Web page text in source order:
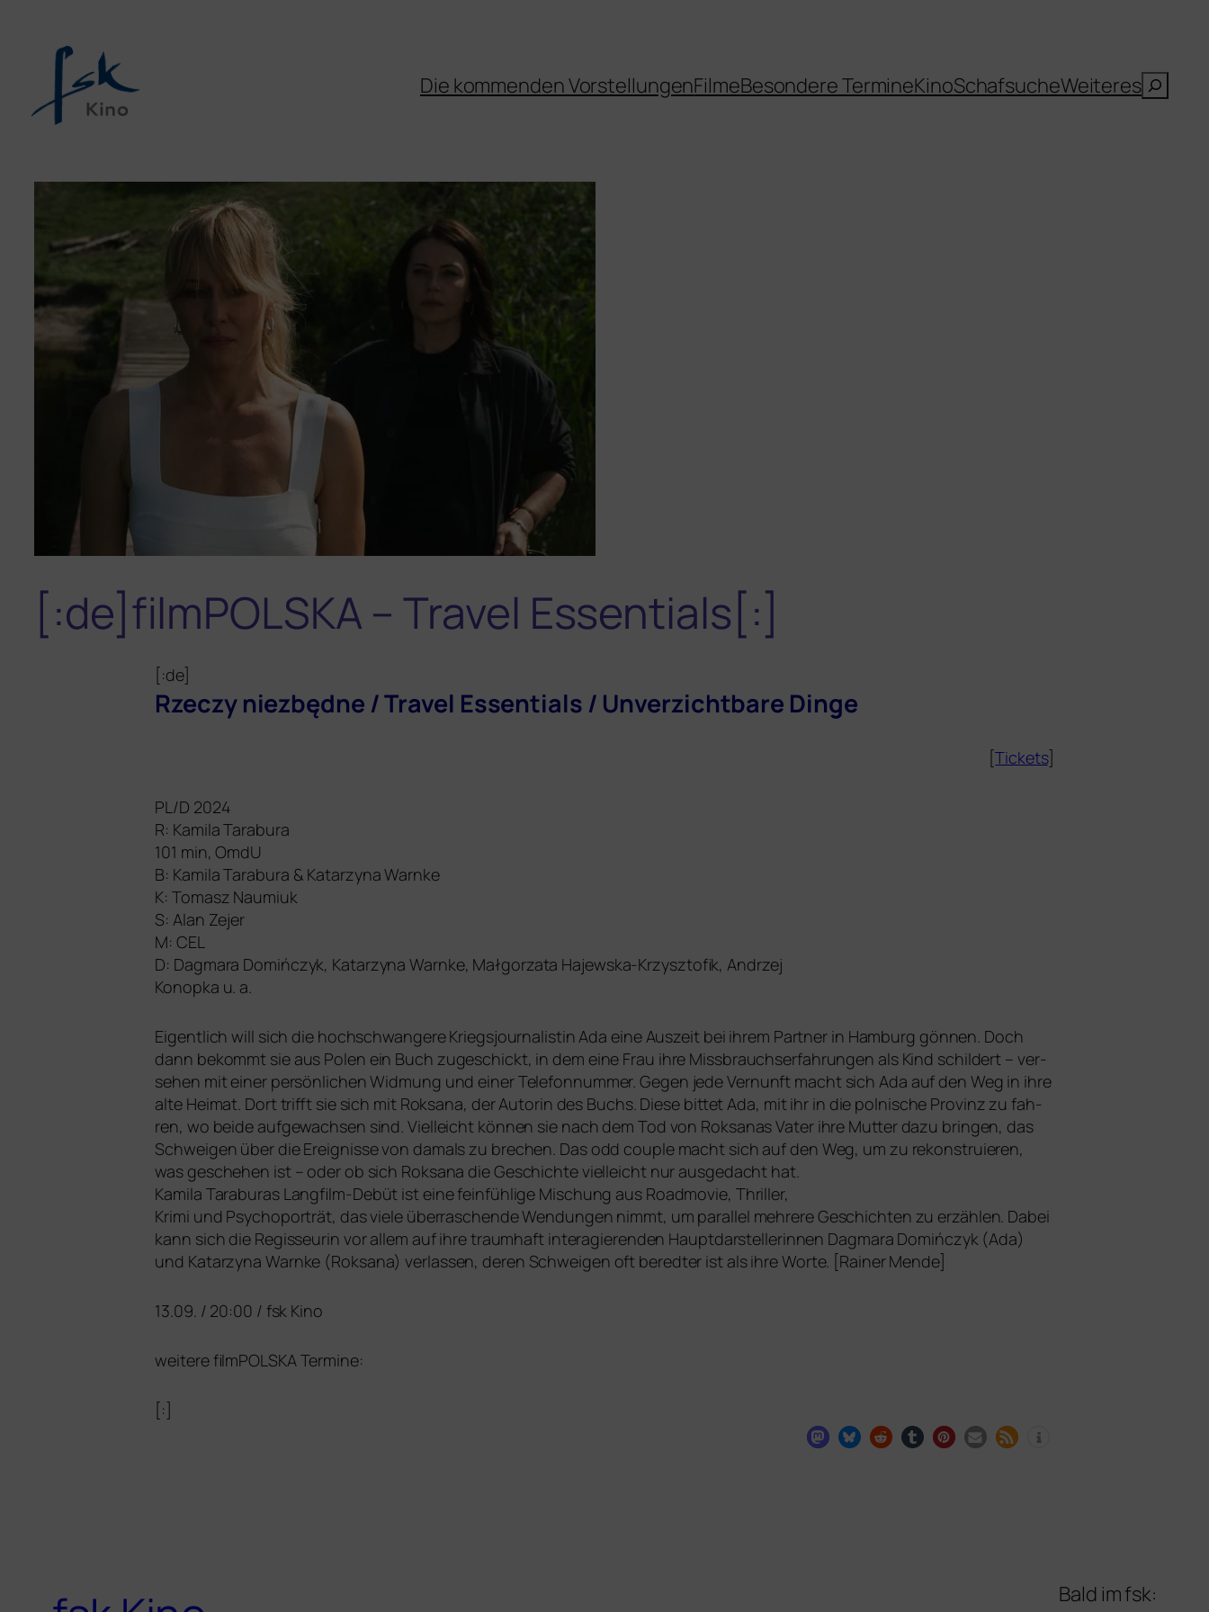
Die kommenden VorstellungenFilmeBesondere TermineKinoSchafsucheWeiteresSuchen
[:de]filmPOLSKA – Travel Essentials[:]
[:de]
Rzeczy niez­będ­ne / Travel Essentials / Unverzichtbare Dinge
[Tickets]
PL/D 2024
R: Kamila Tarabura
101 min, OmdU
B: Kamila Tarabura & Katarzyna Warnke
K: Tomasz Naumiuk
S: Alan Zejer
M:CEL
D: Dagmara Domińczyk, Katarzyna Warnke, Małgorzata Hajewska-Krzysztofik, Andrzej
Konopka u. a.
Eigentlich will sich die hoch­schwan­ge­re Kriegsjournalistin Ada eine Auszeit bei ihrem Partner in Hamburg gön­nen. Doch
dann bekommt sie aus Polen ein Buch zuge­schickt, in dem eine Frau ihre Missbrauchserfahrungen als Kind schil­dert – ver­
se­hen mit einer per­sön­li­chen Widmung und einer Telefonnummer. Gegen jede Vernunft macht sich Ada auf den Weg in ihre
alte Heimat. Dort trifft sie sich mit Roksana, der Autorin des Buchs. Diese bit­tet Ada, mit ihr in die pol­ni­sche Provinz zu fah­
ren, wo bei­de auf­ge­wach­sen sind. Vielleicht kön­nen sie nach dem Tod von Roksanas Vater ihre Mutter dazu brin­gen, das
Schweigen über die Ereignisse von damals zu bre­chen. Das odd cou­ple macht sich auf den Weg, um zu rekon­stru­ie­ren,
was gesche­hen ist – oder ob sich Roksana die Geschichte viel­leicht nur aus­ge­dacht hat.
Kamila Taraburas Langfilm-Debüt ist eine fein­füh­li­ge Mischung aus Roadmovie, Thriller,
Krimi und Psychoporträt, das vie­le über­ra­schen­de Wendungen nimmt, um par­al­lel meh­re­re Geschichten zu erzäh­len. Dabei
kann sich die Regisseurin vor allem auf ihre traum­haft inter­agie­ren­den Hauptdarstellerinnen Dagmara Domińczyk (Ada)
und Katarzyna Warnke (Roksana) ver­las­sen, deren Schweigen oft bered­ter ist als ihre Worte. [Rainer Mende]
13.09. / 20:00 / fsk Kino
wei­te­re filmPOLSKA Termine:
[:]
Bald im fsk: